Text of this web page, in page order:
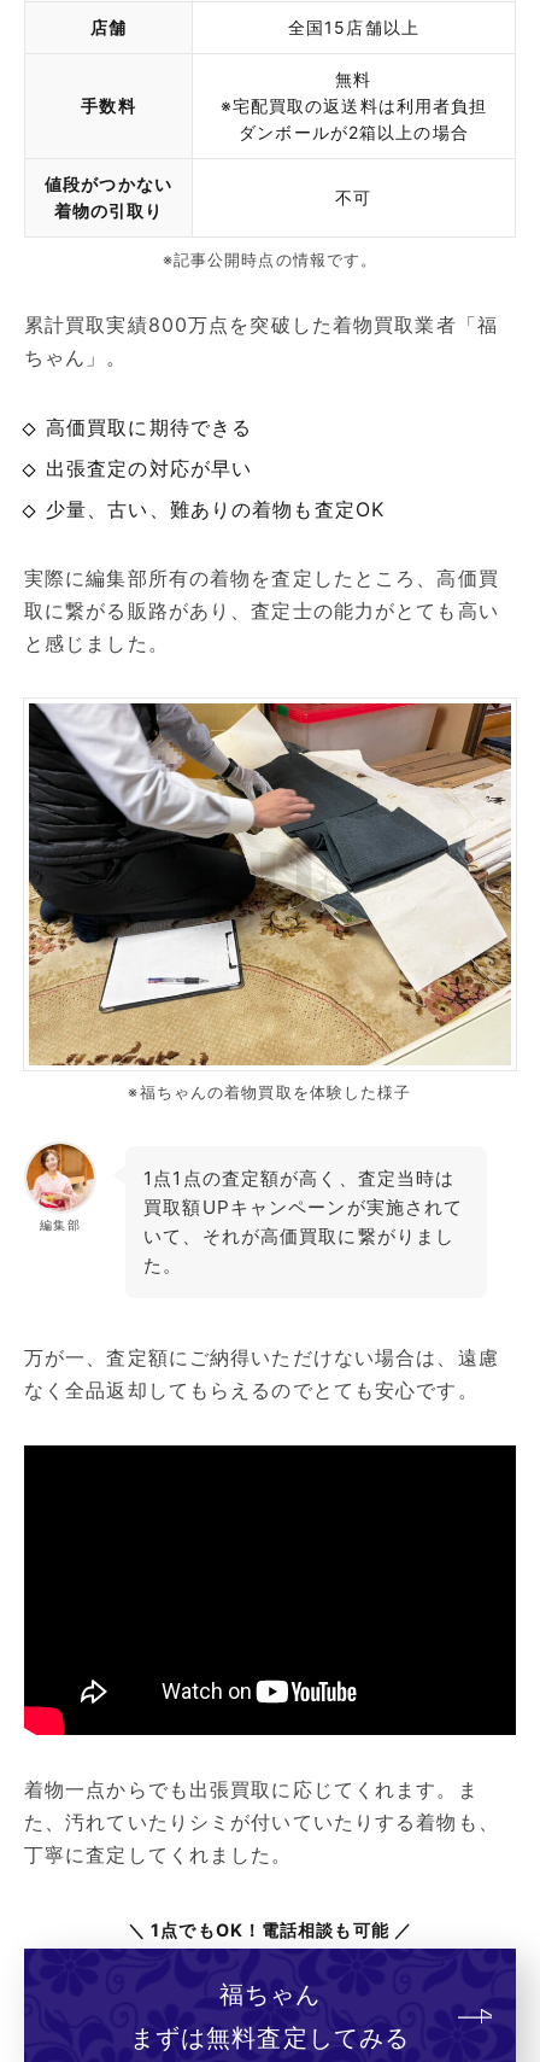
店舗 全国15店舗以上
手数料
無料
※宅配買取の返送料は利用者負担
ダンボールが2箱以上の場合
値段がつかない
着物の引取り
不可
※記事公開時点の情報です。
累計買取実績800万点を突破した着物買取業者「福
ちゃん」。
高価買取に期待できる
出張査定の対応が早い
少量、古い、難ありの着物も査定OK
実際に編集部所有の着物を査定したところ、高価買
取に繋がる販路があり、査定士の能力がとても高い
と感じました。
※福ちゃんの着物買取を体験した様子
編集部
1点1点の査定額が高く、査定当時は
買取額UPキャンペーンが実施されて
いて、それが高価買取に繋がりまし
た。
万が一、査定額にご納得いただけない場合は、遠慮
なく全品返却してもらえるのでとても安心です。
着物一点からでも出張買取に応じてくれます。ま
た、汚れていたりシミが付いていたりする着物も、
丁寧に査定してくれました。
＼ 1点でもOK！電話相談も可能 ／
福ちゃん
まずは無料査定してみる